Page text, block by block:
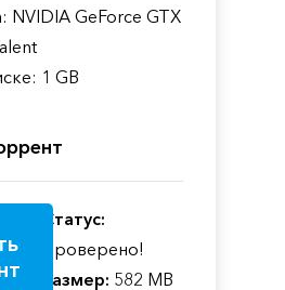
NVIDIA GeForce GTX
1 GB
Статус:
Проверено!
Размер: 582 MB